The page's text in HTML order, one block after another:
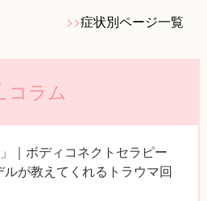
>>症状別ページ一覧
コラム
｜ボディコネクトセラピー
ルが教えてくれるトラウマ回